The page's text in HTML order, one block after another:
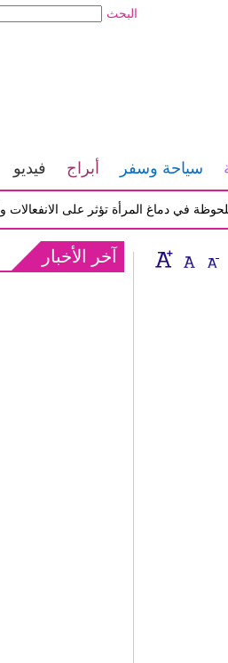
البحث
سياحة وسفر أبراج فيديو
المرأة تؤثر على الانفعالات والتفاعل
آخر الأخبار